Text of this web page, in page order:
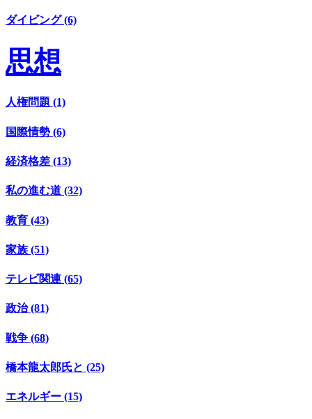
ダイビング (6)
思想
人権問題 (1)
国際情勢 (6)
経済格差 (13)
私の進む道 (32)
教育 (43)
家族 (51)
テレビ関連 (65)
政治 (81)
戦争 (68)
橋本龍太郎氏と (25)
エネルギー (15)